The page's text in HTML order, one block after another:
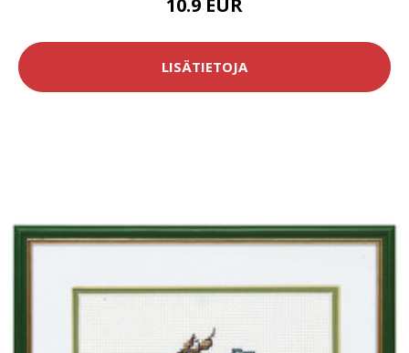
10.9 EUR
LISÄTIETOJA